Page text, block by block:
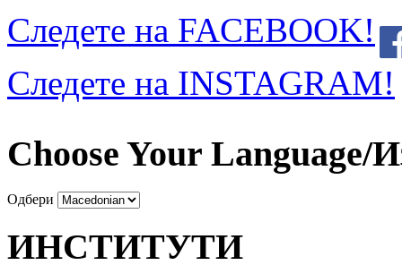
Следете на FACEBOOK!
Следете на INSTAGRAM!
Choose Your Language/
Одбери
ИНСТИТУТИ